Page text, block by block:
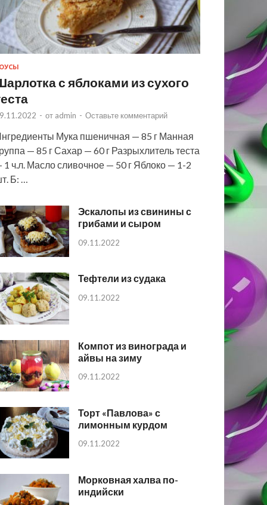
с яблоками из сухого
- от admin - Оставьте комментарий
Мука пшеничная — 85 г Манная
— 85 г Сахар — 60 г Разрыхлитель теста
1 ч.л. Масло сливочное — 50 г Яблоко — 1-2
Б: …
Эскалопы из свинины с
грибами и сыром
09.11.2022
Тефтели из судака
09.11.2022
Компот из винограда и
айвы на зиму
09.11.2022
Торт «Павлова» с
лимонным курдом
09.11.2022
Морковная халва по-
индийски